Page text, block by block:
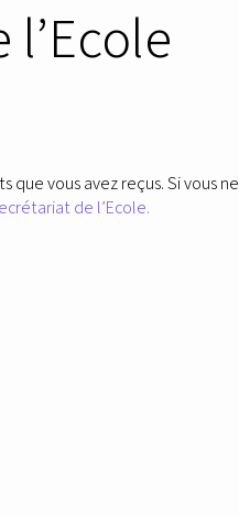
vous avez reçus. Si vous ne
de l’Ecole.